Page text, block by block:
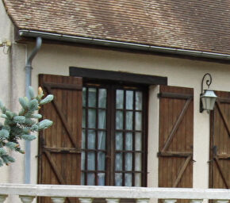
Pour en savoir plus, rendez-vous sur